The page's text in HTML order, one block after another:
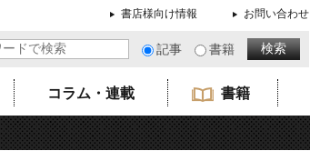
書店様向け情報 お問い合わせ
記事 書籍
コラム・連載 書籍